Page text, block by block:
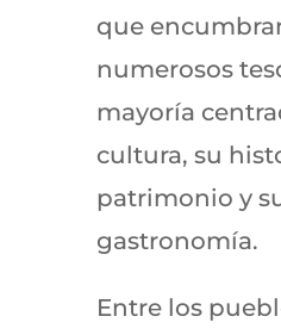
que
numerosos
mayoría
cultura, su
patrimonio y
gastronomía.
Entre los